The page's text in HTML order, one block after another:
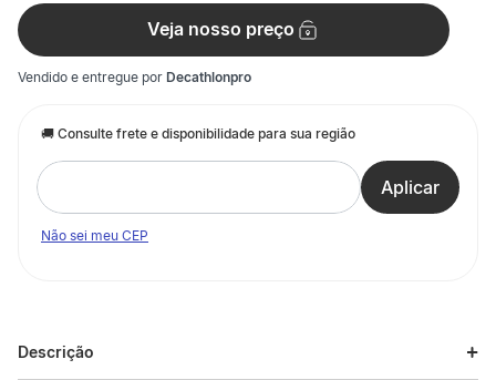
Veja nosso preço
Vendido e entregue por Decathlonpro
Não sei meu CEP
Descrição